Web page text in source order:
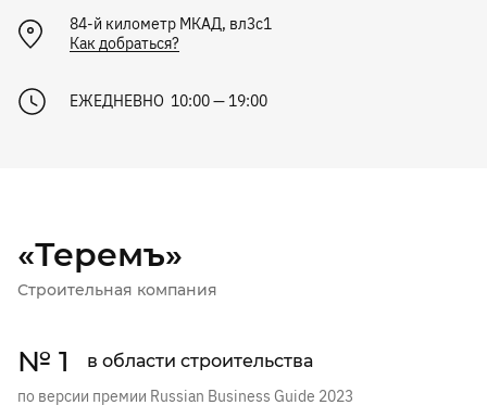
84-й километр МКАД, вл3с1
Как добраться?
ЕЖЕДНЕВНО 10:00 — 19:00
«Теремъ»
Строительная компания
№ 1 в области строительства
по версии премии Russian Business Guide 2023